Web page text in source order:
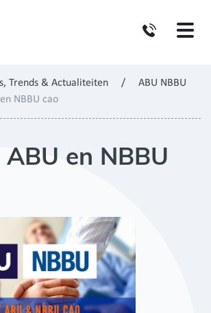
Trends & Actualiteiten /
ABU NBBU
NBBU cao
en NBBU